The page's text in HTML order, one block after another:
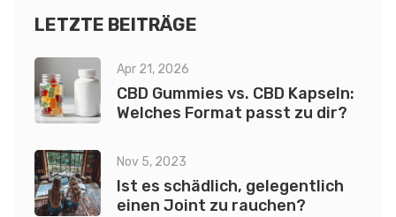
LETZTE BEITRÄGE
Apr 21, 2026
CBD Gummies vs. CBD Kapseln:
Welches Format passt zu dir?
Nov 5, 2023
Ist es schädlich, gelegentlich
einen Joint zu rauchen?